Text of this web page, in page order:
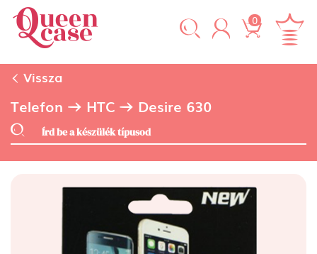
0
Vissza
Telefon HTC Desire 630